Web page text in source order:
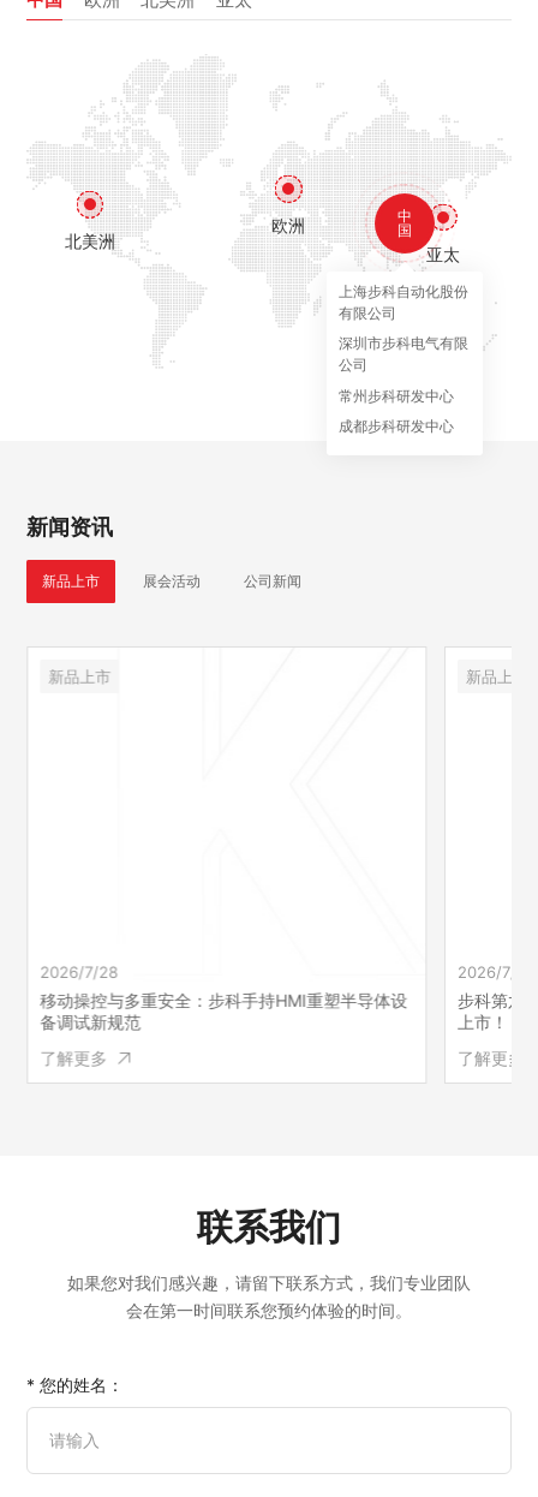
中
国
上海步科自动化股份
有限公司
深圳市步科电气有限
公司
常州步科研发中心
成都步科研发中心
欧洲
北美洲
亚太
新闻资讯
新品上市 展会活动 公司新闻
新品上市
2026/7/28
移动操控与多重安全：步科手持HMI重塑半导体设
备调试新规范
了解更多
新品上市
2026/7/2
步科第六
上市！
了解更多
联系我们
如果您对我们感兴趣，请留下联系方式，我们专业团队
会在第一时间联系您预约体验的时间。
* 您的姓名：